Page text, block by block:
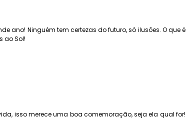
ano! Ninguém tem certezas do futuro, só ilusões. O que é
ao Sol!
isso merece uma boa comemoração, seja ela qual for!